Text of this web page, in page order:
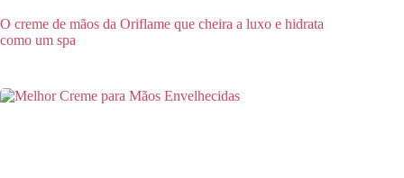
O creme de mãos da Oriflame que cheira a luxo e hidrata
como um spa